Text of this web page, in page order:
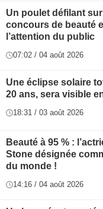
Un poulet défilant
concours de beauté
l’attention du public
07:02 / 04 août 2026
Une éclipse solaire
20 ans, sera visible
18:31 / 03 août 2026
Beauté à 95 % :
Stone désignée
du monde !
14:16 / 04 août 2026